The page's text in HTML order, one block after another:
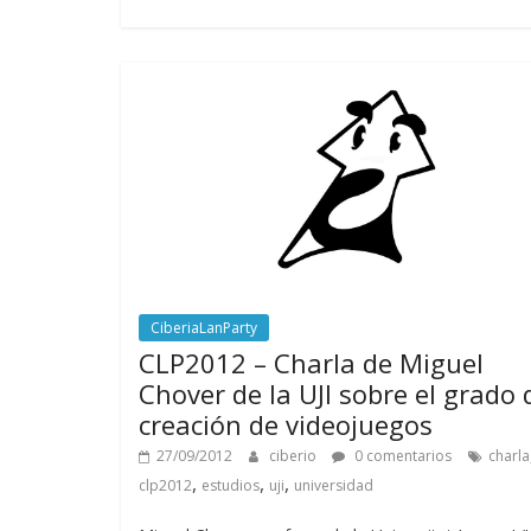
CiberiaLanParty
CLP2012 – Charla de Miguel
Chover de la UJI sobre el grado
creación de videojuegos
27/09/2012 ciberio 0 comentarios charla
clp2012, estudios, uji, universidad